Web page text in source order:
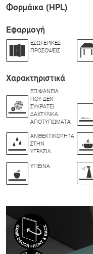
Φορμάικα (HPL)
Εφαρμογή
ΕΣΩΤΕΡΙΚΈΣ
ΠΡΟΣΌΨΕΙΣ
Χαρακτηριστικά
ΕΠΙΦΆΝΕΙΑ
ΠΟΥ ΔΕΝ
ΣΥΚΡΑΤΕΊ
ΔΑΧΤΥΛΙΚΆ
ΑΠΟΤΥΠΏΜΑΤΑ
ΑΝΘΕΚΤΙΚΌΤΗΤΑ
ΣΤΗΝ
ΥΓΡΑΣΊΑ
ΥΓΙΕΙΝΆ